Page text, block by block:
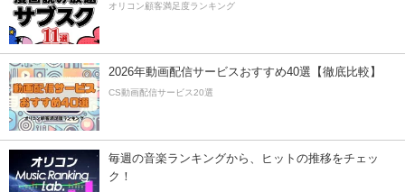
オリコン顧客満足度ランキング
2026年動画配信サービスおすすめ40選【徹底比較】
CS動画配信サービス20選
毎週の音楽ランキングから、ヒットの推移をチェッ
ク！